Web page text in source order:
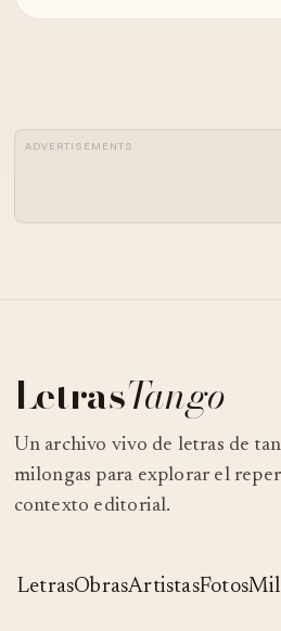
ADVERTISEMENTS
LetrasTango
Un archivo vivo de letras de
milongas para explorar el
contexto editorial.
LetrasObrasArtistasFotos